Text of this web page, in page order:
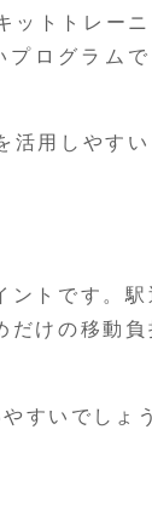
ットトレーニ
プログラムで
活用しやすい
トです。
けの移動
すいでしょ